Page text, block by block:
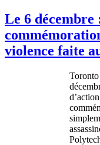
Le 6 décembre
violence faite
d’action